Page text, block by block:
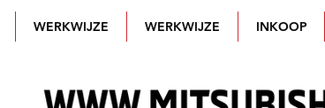
WERKWIJZE WERKWIJZE INKOOP